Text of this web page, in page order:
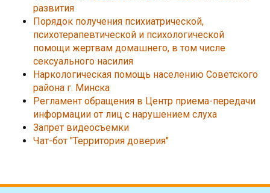
развития
Порядок получения психиатрической,
психотерапевтической и психологической
помощи жертвам домашнего, в том числе
сексуального насилия
Наркологическая помощь населению Советского
района г. Минска
Регламент обращения в Центр приема-передачи
информации от лиц с нарушением слуха
Запрет видеосъемки
Чат-бот "Территория доверия"